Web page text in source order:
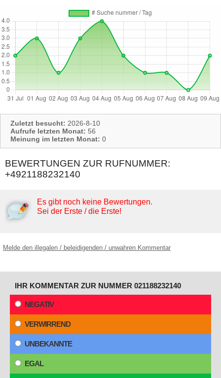
Zuletzt besucht: 2026-8-10
Aufrufe letzten Monat: 56
Meinung im letzten Monat: 0
BEWERTUNGEN ZUR RUFNUMMER:
+4921188232140
Es gibt noch keine Bewertungen.
Sei der Erste / die Erste!
Melde den illegalen / beleidigenden / unwahren Kommentar
IHR KOMMENTAR ZUR NUMMER 021188232140
NEGATIV
VERWIRREND
UNBEKANNTE
EGAL